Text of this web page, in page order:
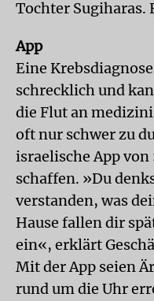
Tochter Sugiharas.
App
Eine
schrecklich und
die Flut an
oft nur schwer zu
israelische App
schaffen. »Du
verstanden, was
Hause fallen dir
ein«, erklärt
Mit der App seien
rund um die Uhr